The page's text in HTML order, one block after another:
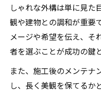
しゃれな外構は単に見た
観や建物との調和が重要
メージや希望を伝え、そ
者を選ぶことが成功の鍵
また、施工後のメンテナ
し、長く美観を保てるか